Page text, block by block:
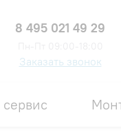
8 495 021 49 29
Заказать звонок
сервис